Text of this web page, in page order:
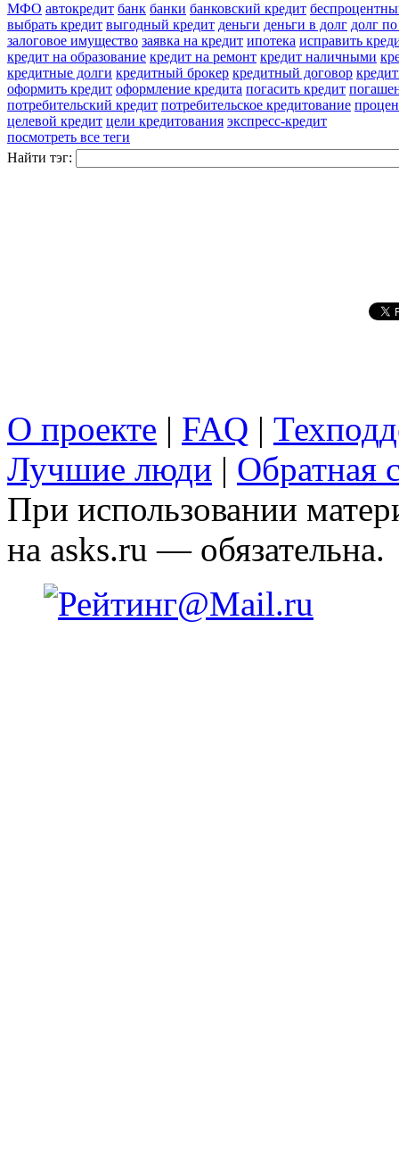
МФО автокредит банк банки банковский кредит
выбрать кредит выгодный кредит деньги деньги в долг долг
залоговое имущество заявка на кредит ипотека исправить
кредит на образование кредит на ремонт кредит наличными
кредитные долги кредитный брокер кредитный договор
оформить кредит оформление кредита погасить кредит
потребительский кредит потребительское кредитование
целевой кредит цели кредитования экспресс-кредит
посмотреть все теги
Найти тэг:
О проекте | FAQ |
Лучшие люди | Обратная
При использовании
на asks.ru — обязательна.